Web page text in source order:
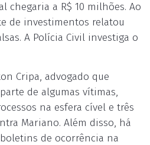
chegaria a R$ 10 milhões. Ao
de investimentos relatou
A Polícia Civil investiga o
Cripa, advogado que
de algumas vítimas,
na esfera cível e três
Mariano. Além disso, há
de ocorrência na